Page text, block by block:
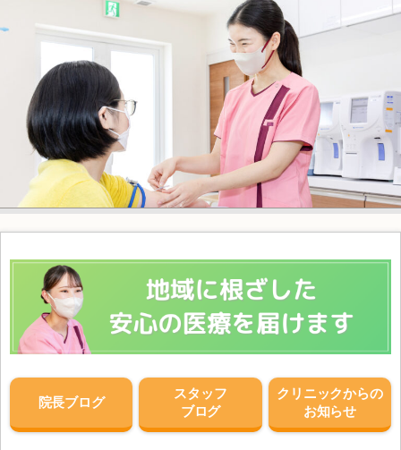
院長ブログ
スタッフ
ブログ
クリニックからの
お知らせ